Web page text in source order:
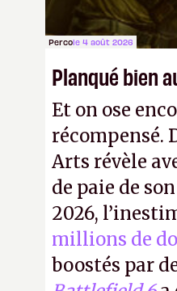
Percole 4 août 2026
Planqué bien
Et on ose
récompensé.
Arts révèle
de paie de
2026,
millions de
boostés par